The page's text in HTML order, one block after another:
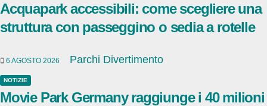
Acquapark accessibili: come scegliere una
struttura con passeggino o sedia a rotelle
6 AGOSTO 2026 Parchi Divertimento
NOTIZIE
Movie Park Germany raggiunge i 40 milioni